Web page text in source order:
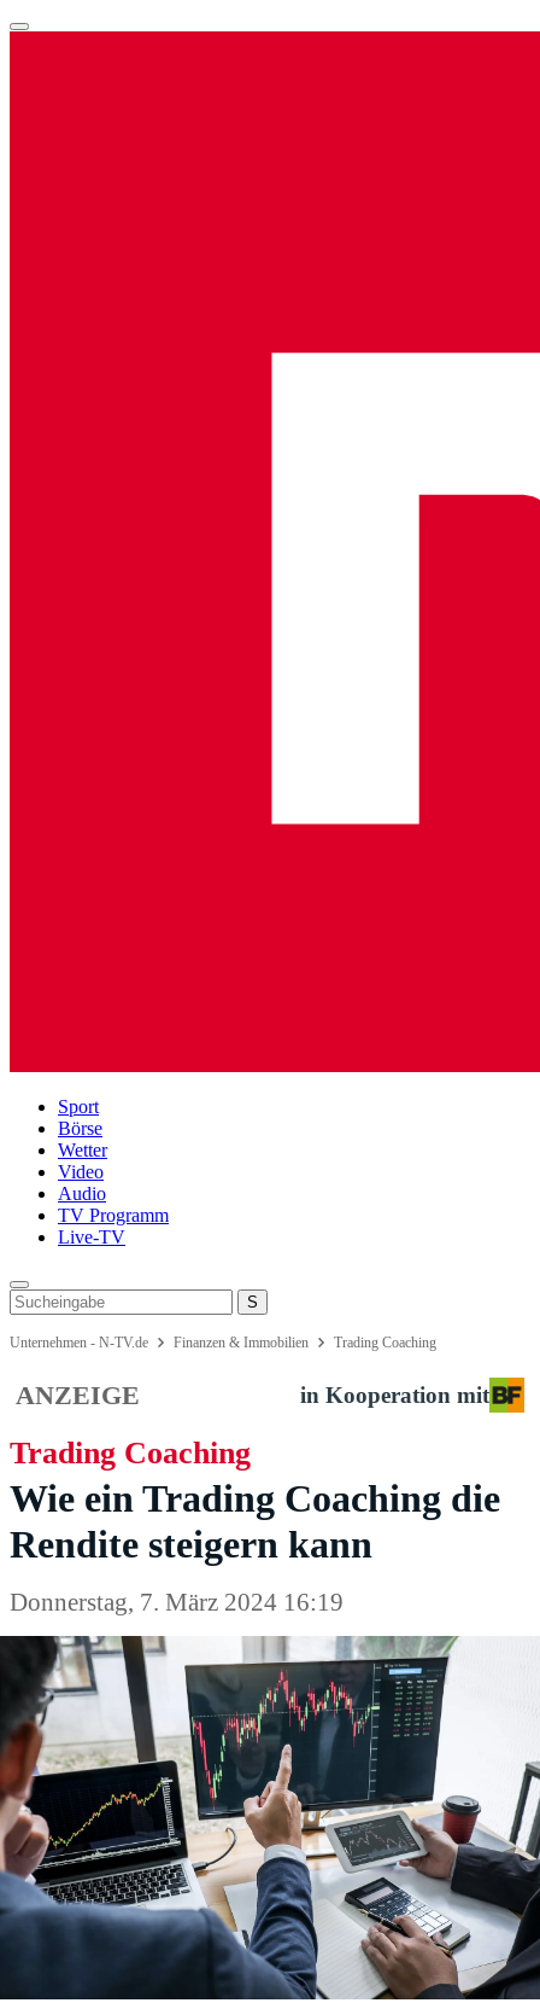
Sport
Börse
Wetter
Video
Audio
TV Programm
Live-TV
Unternehmen - N-TV.de Finanzen & Immobilien Trading Coaching
ANZEIGE in Kooperation mit
Trading Coaching
Wie ein Trading Coaching die
Rendite steigern kann
Donnerstag, 7. März 2024 16:19